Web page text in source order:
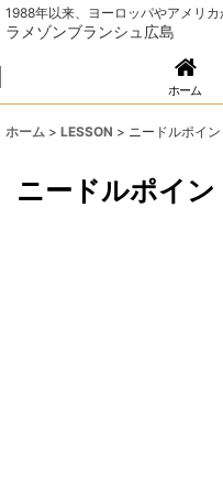
1988年以来、ヨーロッパやアメリ
ラメゾンブランシュ広島
ホーム
ホーム > LESSON > ニードルポイ
ニードルポイ